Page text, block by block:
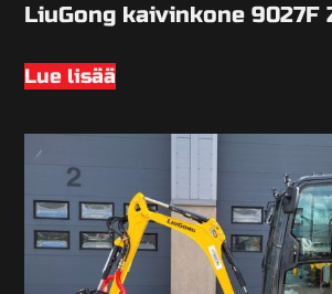
LiuGong kaivinkone 9027F
Lue lisää